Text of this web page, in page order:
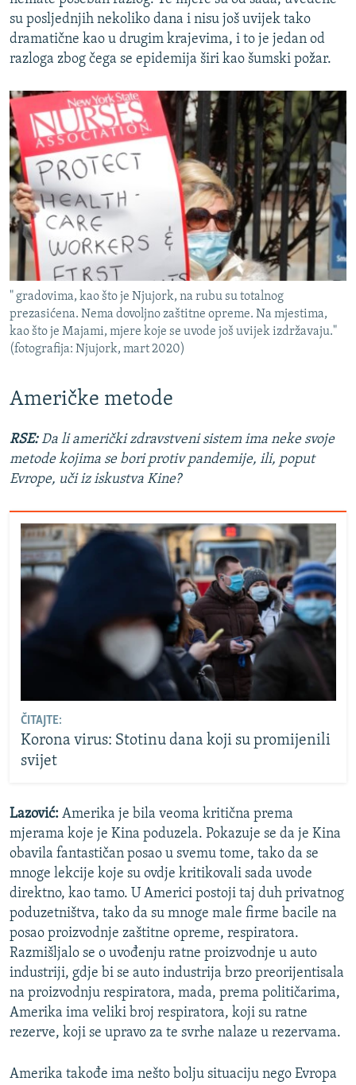
su posljednjih nekoliko dana i nisu još uvijek tako
dramatične kao u drugim krajevima, i to je jedan od
razloga zbog čega se epidemija širi kao šumski požar.
" gradovima, kao što je Njujork, na rubu su totalnog
prezasićena. Nema dovoljno zaštitne opreme. Na mjestima,
kao što je Majami, mjere koje se uvode još uvijek izdržavaju."
(fotografija: Njujork, mart 2020)
Američke metode
RSE:Da li američki zdravstveni sistem ima neke svoje
metode kojima se bori protiv pandemije, ili, poput
Evrope, uči iz iskustva Kine?
ČITAJTE:
Korona virus: Stotinu dana koji su promijenili
svijet
Lazović: Amerika je bila veoma kritična prema
mjerama koje je Kina poduzela. Pokazuje se da je Kina
obavila fantastičan posao u svemu tome, tako da se
mnoge lekcije koje su ovdje kritikovali sada uvode
direktno, kao tamo. U Americi postoji taj duh privatnog
poduzetništva, tako da su mnoge male firme bacile na
posao proizvodnje zaštitne opreme, respiratora.
Razmišljalo se o uvođenju ratne proizvodnje u auto
industriji, gdje bi se auto industrija brzo preorijentisala
na proizvodnju respiratora, mada, prema političarima,
Amerika ima veliki broj respiratora, koji su ratne
rezerve, koji se upravo za te svrhe nalaze u rezervama.
Amerika takođe ima nešto bolju situaciju nego Evropa